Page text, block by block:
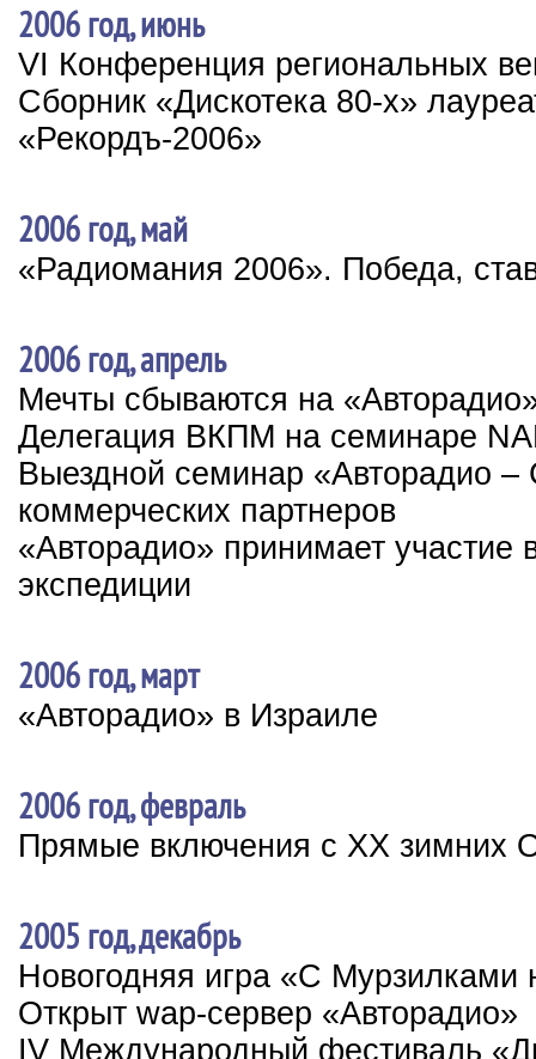
2006 год, июнь
VI Конференция региональных
Сборник «Дискотека 80-х»
«Рекордъ-2006»
2006 год, май
«Радиомания 2006». Победа,
2006 год, апрель
Мечты сбываются на
Делегация ВКПМ на семинаре
Выездной семинар «Авторадио –
коммерческих партнеров
«Авторадио» принимает участие
экспедиции
2006 год, март
«Авторадио» в Израиле
2006 год, февраль
Прямые включения с XX зимних
2005 год, декабрь
Новогодняя игра «С Мурзилками
Открыт wap-сервер «Авторадио»
IV Международный фестиваль